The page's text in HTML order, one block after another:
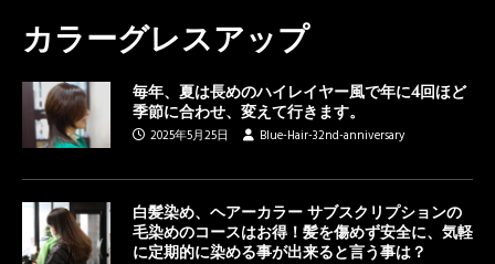
カラーグレスアップ
毎年、夏は長めのハイレイヤー風で年に4回ほど
季節に合わせ、変えて行きます。
2025年5月25日
Blue-Hair-32nd-anniversary
白髪染め、ヘアーカラー サブスクリプションの
毛染めのコースはお得！髪を傷めず安全に、気軽
に定期的に染める事が出来ると言う事は？